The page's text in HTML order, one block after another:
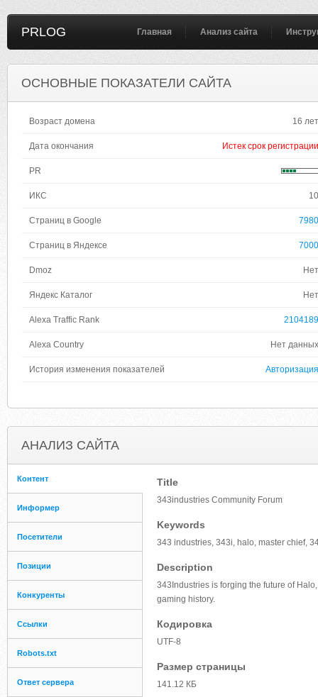
PRLOG Главная Анализ сайта
ОСНОВНЫЕ ПОКАЗАТЕЛИ САЙТА
Возраст домена 16 лет
Дата окончания Истек срок регистрации
PR
ИКС 10
Страниц в Google 7980
Страниц в Яндексе 7000
Dmoz Нет
Яндекс Каталог Нет
Alexa Traffic Rank 2104189
Alexa Country Нет данных
История изменения показателей Авторизация
АНАЛИЗ САЙТА
Контент
Информер
Посетители
Позиции
Конкуренты
Ссылки
Robots.txt
Ответ сервера
Title
343industries Community Forum
Keywords
343 industries, 343i, halo, master chief,
Description
343Industries is forging the future of
gaming history.
Кодировка
UTF-8
Размер страницы
141.12 КБ